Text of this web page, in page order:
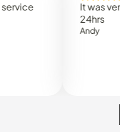
It was very